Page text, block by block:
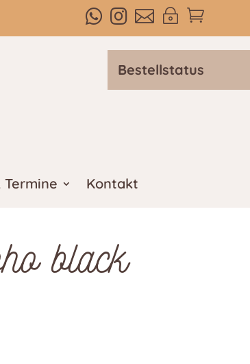

~



Bestellstatus
Kontakt
black